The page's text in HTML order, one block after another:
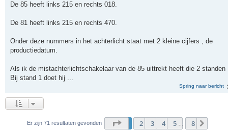
De 85 heeft links 215 en rechts 018.
De 81 heeft links 215 en rechts 470.
Onder deze nummers in het achterlicht staat met 2 kleine cijfers , de
productiedatum.
Als ik de mistachterlichtschakelaar van de 85 uittrekt heeft die 2 standen
Bij stand 1 doet hij ...
Spring naar bericht
Er zijn 71 resultaten gevonden Pagina van8
2 3 4 5 8